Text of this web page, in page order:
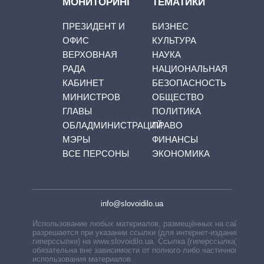
МОНИТОРИНГ
ПРЕЗИДЕНТ И
ОФИС
ВЕРХОВНАЯ
РАДА
КАБИНЕТ
МИНИСТРОВ
ГЛАВЫ
ОБЛАДМИНИСТРАЦИЙ
МЭРЫ
ВСЕ ПЕРСОНЫ
ТЕМАТИКИ
БИЗНЕС
КУЛЬТУРА
НАУКА
НАЦИОНАЛЬНАЯ
БЕЗОПАСНОСТЬ
ОБЩЕСТВО
ПОЛИТИКА
ПРАВО
ФИНАНСЫ
ЭКОНОМИКА
info@slovoidilo.ua
Использование любых материалов, размещённых на сайте,
разрешается при указании ссылки (для интернет-изданий —
гиперссылки) на www.slovoidilo.ua. Ссылка (гиперссылка)
обязательна вне зависимости от полного либо частичного
использования материалов.